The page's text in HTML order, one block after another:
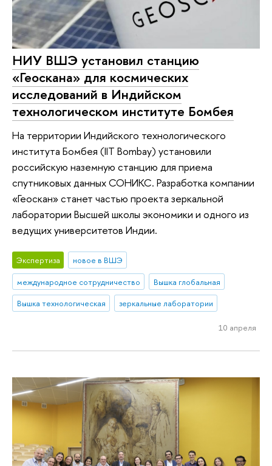
НИУ ВШЭ установил станцию
«Геоскана» для космических
исследований в Индийском
технологическом институте Бомбея
На территории Индийского технологического
института Бомбея (IIT Bombay) установили
российскую наземную станцию для приема
спутниковых данных СОНИКС. Разработка компании
«Геоскан» станет частью проекта зеркальной
лаборатории Высшей школы экономики и одного из
ведущих университетов Индии.
Экспертиза
новое в ВШЭ
международное сотрудничество
Вышка глобальная
Вышка технологическая
зеркальные лаборатории
10 апреля